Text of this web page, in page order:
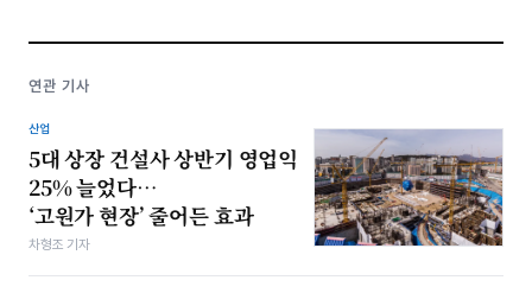
연관 기사
산업
5대 상장 건설사 상반기 영업익
25% 늘었다…
‘고원가 현장’ 줄어든 효과
차형조 기자